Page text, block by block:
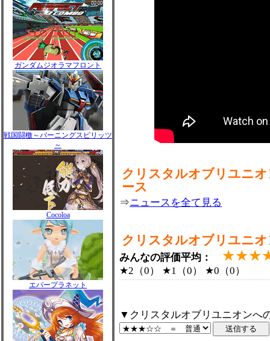
ガンダムジオラマフロント
戦国闘檄～バーニングスピリッツ
～
Cocoloa
エバープラネット
クリスタルオブリユニ
ース
⇒ニュースを全て見る
クリスタルオブリユニ
みんなの評価平均：
★2（0） ★1（0） ★0（0）
▼クリスタルオブリユニオンへ